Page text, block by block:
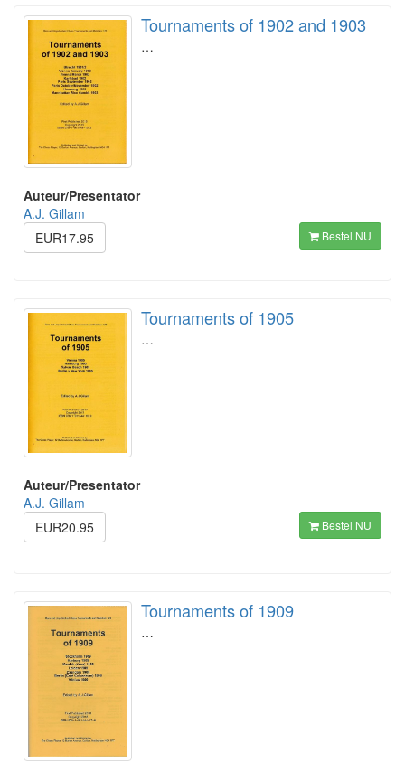
Tournaments of 1902 and 1903
…
Auteur/Presentator
A.J. Gillam
EUR17.95
Bestel NU
Tournaments of 1905
…
Auteur/Presentator
A.J. Gillam
EUR20.95
Bestel NU
Tournaments of 1909
…